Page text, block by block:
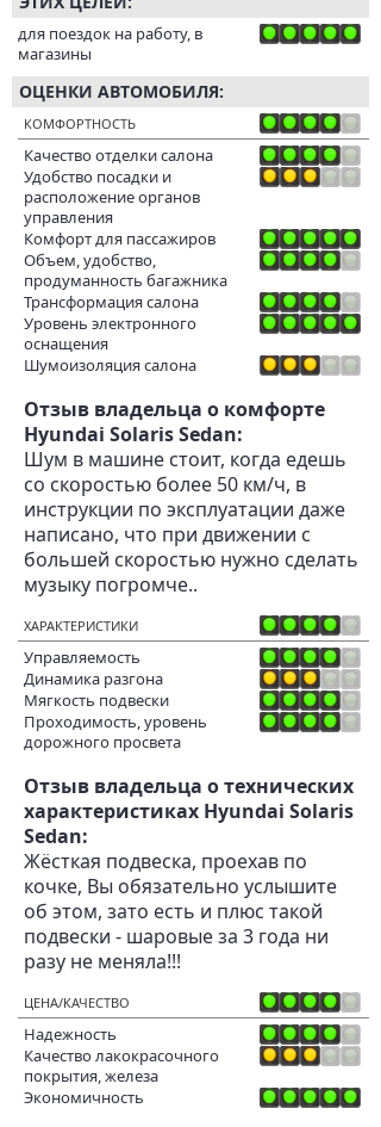
для поездок на работу, в
магазины
ОЦЕНКИ АВТОМОБИЛЯ:
КОМФОРТНОСТЬ
Качество отделки салона
Удобство посадки и
расположение органов
управления
Комфорт для пассажиров
Объем, удобство,
продуманность багажника
Трансформация салона
Уровень электронного
оснащения
Шумоизоляция салона
Отзыв владельца о комфорте
Hyundai Solaris Sedan:
Шум в машине стоит, когда едешь
со скоростью более 50 км/ч, в
инструкции по эксплуатации даже
написано, что при движении с
большей скоростью нужно сделать
музыку погромче..
ХАРАКТЕРИСТИКИ
Управляемость
Динамика разгона
Мягкость подвески
Проходимость, уровень
дорожного просвета
Отзыв владельца о технических
характеристиках Hyundai Solaris
Sedan:
Жёсткая подвеска, проехав по
кочке, Вы обязательно услышите
об этом, зато есть и плюс такой
подвески - шаровые за 3 года ни
разу не меняла!!!
ЦЕНА/КАЧЕСТВО
Надежность
Качество лакокрасочного
покрытия, железа
Экономичность